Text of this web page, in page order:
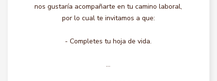
nos gustaría acompañarte en tu camino laboral,
por lo cual te invitamos a que:
- Completes tu hoja de vida.
...